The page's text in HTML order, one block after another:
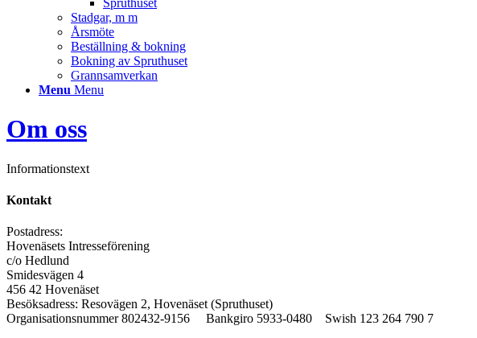
Spruthuset
Stadgar, m m
Årsmöte
Beställning & bokning
Bokning av Spruthuset
Grannsamverkan
Menu Menu
Om oss
Informationstext
Kontakt
Postadress:
Hovenäsets Intresseförening
c/o Hedlund
Smidesvägen 4
456 42 Hovenäset
Besöksadress: Resovägen 2, Hovenäset (Spruthuset)
Organisationsnummer 802432-9156 Bankgiro 5933-0480 Swish 123 264 790 7